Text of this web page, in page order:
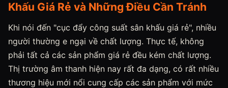
Khấu Giá Rẻ và Những Điều Cần Tránh
Khi nói đến "cục đẩy công suất sân khấu giá rẻ", nhiều
người thường e ngại về chất lượng. Thực tế, không
phải tất cả các sản phẩm giá rẻ đều kém chất lượng.
Thị trường âm thanh hiện nay rất đa dạng, có rất nhiều
thương hiệu mới nổi cung cấp các sản phẩm với mức